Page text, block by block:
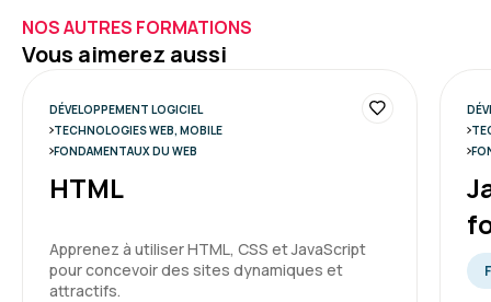
NOS AUTRES FORMATIONS
Vous aimerez aussi
DÉVELOPPEMENT LOGICIEL
TECHNOLOGIES WEB, MOBILE
FONDAMENTAUX DU WEB
HTML
Apprenez à utiliser HTML, CSS et JavaScript
pour concevoir des sites dynamiques et
attractifs.